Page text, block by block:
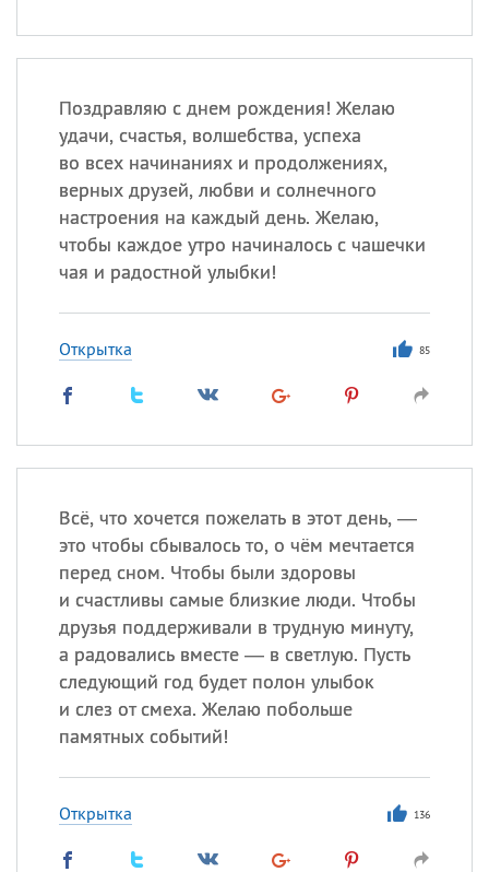
Поздравляю с днем рождения! Желаю
удачи, счастья, волшебства, успеха
во всех начинаниях и продолжениях,
верных друзей, любви и солнечного
настроения на каждый день. Желаю,
чтобы каждое утро начиналось с чашечки
чая и радостной улыбки!
Открытка 85
Всё, что хочется пожелать в этот день, —
это чтобы сбывалось то, о чём мечтается
перед сном. Чтобы были здоровы
и счастливы самые близкие люди. Чтобы
друзья поддерживали в трудную минуту,
а радовались вместе — в светлую. Пусть
следующий год будет полон улыбок
и слез от смеха. Желаю побольше
памятных событий!
Открытка 136